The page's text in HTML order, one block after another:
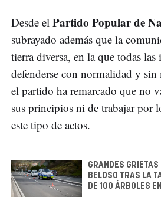
Desde el Partido Popular de
subrayado además que la
tierra diversa, en la que todas las
defenderse con normalidad y sin
el partido ha remarcado que no
sus principios ni de trabajar por
este tipo de actos.
GRANDES GRIETAS
BELOSO TRAS LA
DE 100 ÁRBOLES